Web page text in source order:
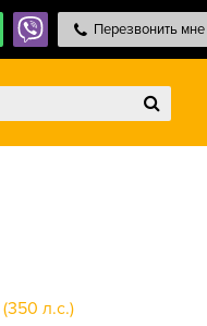
Перезвонить мне
л.с.)